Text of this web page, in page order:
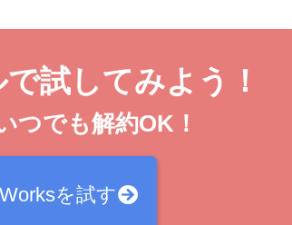
で試してみよう！
つでも解約OK！
を試す